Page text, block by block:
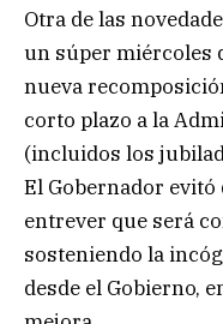
Otra de las
un súper miércoles
nueva
corto plazo a la
(incluidos los
El Gobernador
entrever que será
sosteniendo la
desde el Gobierno,